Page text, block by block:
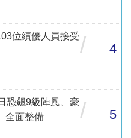
位績優人員接受/ 4
恐飆9級陣風、豪
全面整備
/ 5